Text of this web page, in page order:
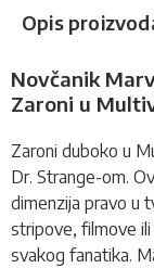
Opis
Novčanik
Zaroni u
Zaroni duboko u
Dr. Strange-om.
dimenzija pravo u
stripove, filmove
svakog fanatika.